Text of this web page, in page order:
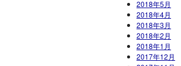
2018年5月
2018年4月
2018年3月
2018年2月
2018年1月
2017年12月